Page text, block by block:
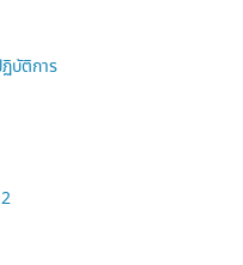
บัติการ